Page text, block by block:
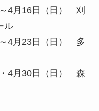
4月16日（日） 刈
ル
～4月23日（日） 多
・4月30日（日） 森